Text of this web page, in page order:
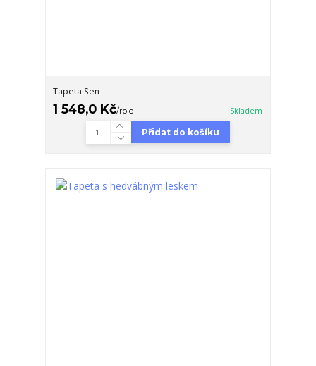
Tapeta Sen
1 548,0 Kč/role Skladem
Přidat do košíku